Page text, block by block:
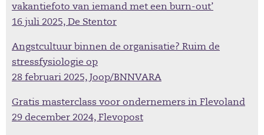
vakantiefoto van iemand met een burn-out’
16 juli 2025, De Stentor
Angstcultuur binnen de organisatie? Ruim de
stressfysiologie op
28 februari 2025, Joop/BNNVARA
Gratis masterclass voor ondernemers in Flevoland
29 december 2024, Flevopost